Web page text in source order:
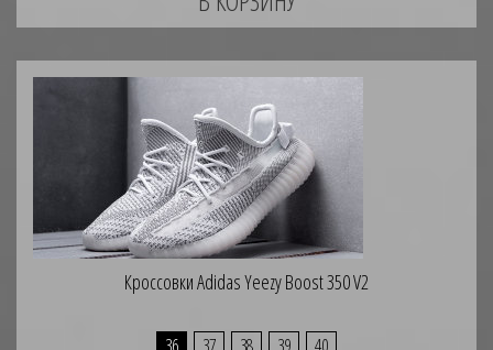
Кроссовки Adidas Yeezy Boost 350 V2